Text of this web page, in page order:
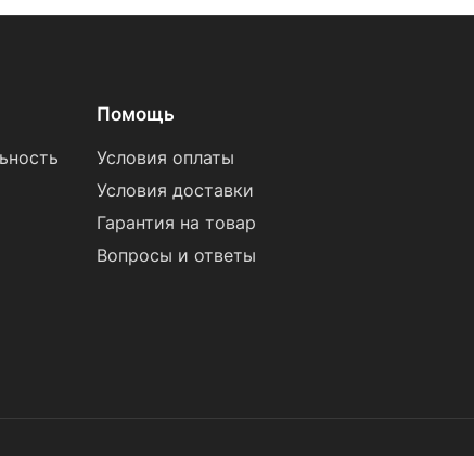
Помощь
Условия оплаты
Условия доставки
Гарантия на товар
Вопросы и ответы